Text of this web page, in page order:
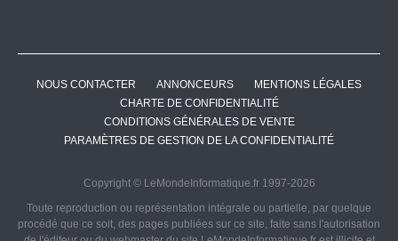
NOUS CONTACTER ANNONCEURS
MENTIONS LÉGALES
CHARTE DE CONFIDENTIALITÉ
CONDITIONS GÉNÉRALES DE VENTE
PARAMÈTRES DE GESTION DE LA CONFIDENTIALITÉ
Copyright © LeMondeInformatique.fr 1997-2026
Toute reproduction ou représentation intégrale ou partielle, par quelque
procédé que ce soit, des pages publiées sur ce site, faite sans l'autorisation